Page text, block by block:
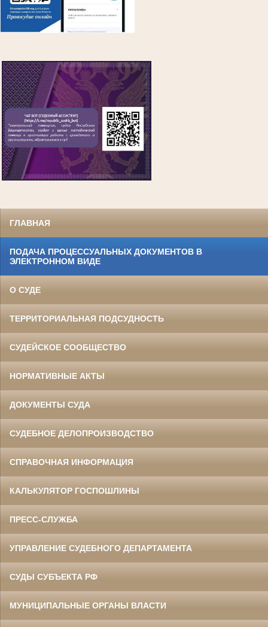
ГЛАВНАЯ
ПОДАЧА ПРОЦЕССУАЛЬНЫХ ДОКУМЕНТОВ В
ЭЛЕКТРОННОМ ВИДЕ
О СУДЕ
ТЕРРИТОРИАЛЬНАЯ ПОДСУДНОСТЬ
СУДЕЙСКОЕ СООБЩЕСТВО
НОРМАТИВНЫЕ АКТЫ
ДОКУМЕНТЫ СУДА
СУДЕБНОЕ ДЕЛОПРОИЗВОДСТВО
СПРАВОЧНАЯ ИНФОРМАЦИЯ
КАЛЬКУЛЯТОР ГОСПОШЛИНЫ
ПРЕСС-СЛУЖБА
УПРАВЛЕНИЕ СУДЕБНОГО ДЕПАРТАМЕНТА
СУДЫ СУБЪЕКТА РФ
МУНИЦИПАЛЬНЫЕ ОРГАНЫ ВЛАСТИ